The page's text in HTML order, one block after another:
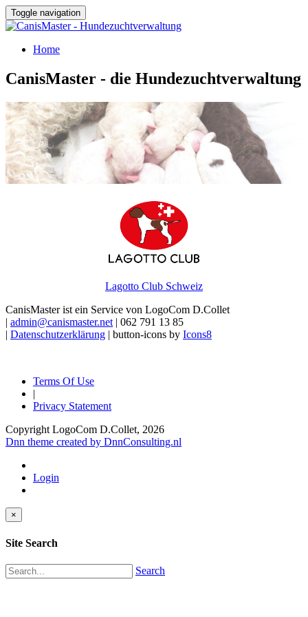
Toggle navigation
Home
CanisMaster - die Hundezuchtverwaltung
Lagotto Club Schweiz
CanisMaster ist ein Service von LogoCom D.Collet
| admin@canismaster.net| 062 791 13 85
| Datenschutzerklärung | button-icons by Icons8
Terms Of Use
|
Privacy Statement
Copyright LogoCom D.Collet, 2026
Dnn theme created by DnnConsulting.nl
Login
×
Site Search
Search